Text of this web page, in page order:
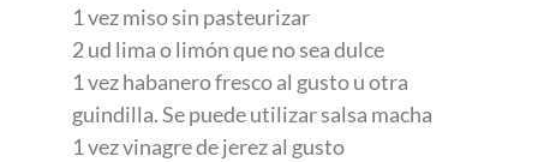
1 vez miso sin pasteurizar
2 ud lima o limón que no sea dulce
1 vez habanero fresco al gusto u otra
guindilla. Se puede utilizar salsa macha
1 vez vinagre de jerez al gusto